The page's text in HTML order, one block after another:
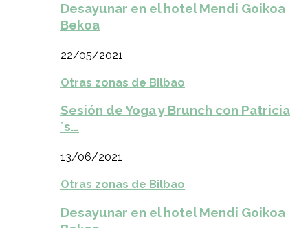
Desayunar en el hotel Mendi Goikoa
Bekoa
22/05/2021
Otras zonas de Bilbao
Sesión de Yoga y Brunch con Patricia
´s…
13/06/2021
Otras zonas de Bilbao
Desayunar en el hotel Mendi Goikoa